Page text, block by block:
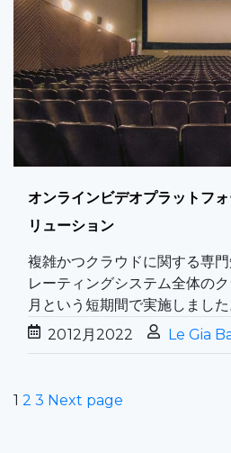
オンラインビデオプラットフ
リューション
複雑かつクラウドに関する専
レーティングシステム全体の
月という短期間で実施しました
2012月2022 Le Gia
1 2 3 Next page